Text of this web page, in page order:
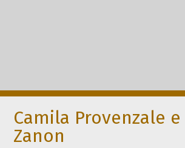
Camila Provenzale e
Zanon